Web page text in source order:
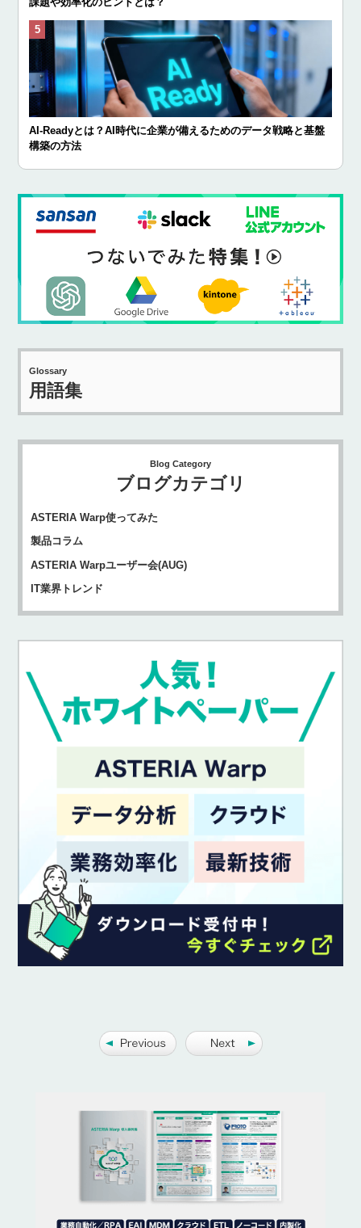
AI-Readyとは？AI時代に企業が備えるためのデータ戦略と基盤
構築の方法
Glossary
用語集
Blog Category
ブログカテゴリ
ASTERIA Warp使ってみた
製品コラム
ASTERIA Warpユーザー会(AUG)
IT業界トレンド